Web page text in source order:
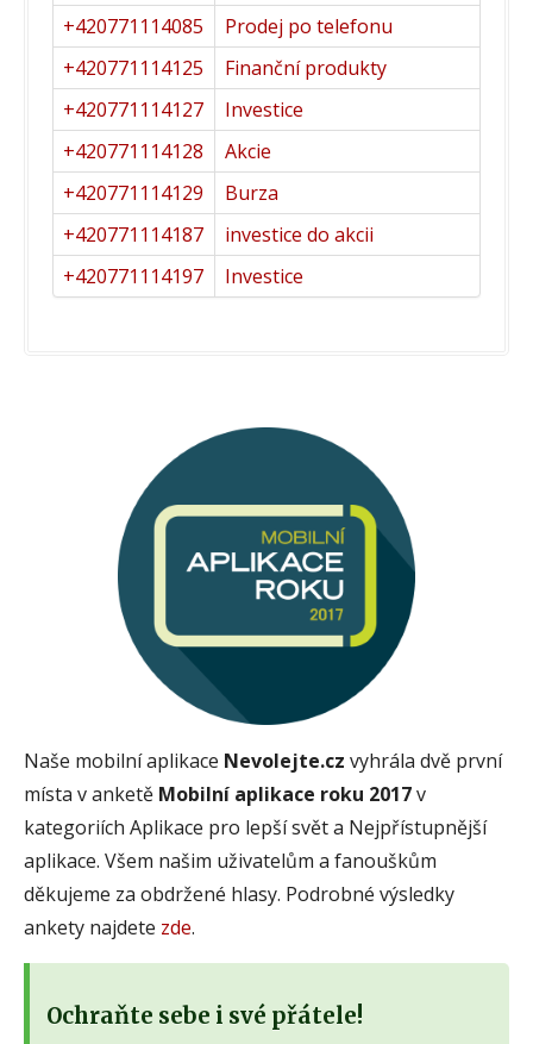
+420771114085
Prodej po telefonu
+420771114125
Finanční produkty
+420771114127
Investice
+420771114128
Akcie
+420771114129
Burza
+420771114187
investice do akcii
+420771114197
Investice
Naše mobilní aplikace Nevolejte.cz vyhrála dvě první
místa v anketě Mobilní aplikace roku 2017v
kategoriích Aplikace pro lepší svět a Nejpřístupnější
aplikace. Všem našim uživatelům a fanouškům
děkujeme za obdržené hlasy. Podrobné výsledky
ankety najdete zde.
Ochraňte sebe i své přátele!